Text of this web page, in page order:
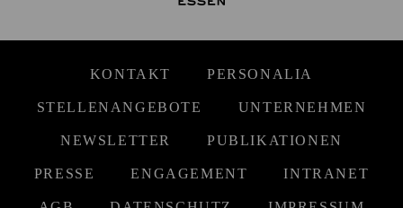
KONTAKT PERSONALIA
STELLENANGEBOTE UNTERNEHMEN
NEWSLETTER PUBLIKATIONEN
PRESSE ENGAGEMENT INTRANET